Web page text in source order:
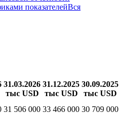
показателейВся
31.03.2026
тыс USD
31.12.2025
тыс USD
30.09.2025
тыс USD
31 506 000 33 466 000 30 709 000